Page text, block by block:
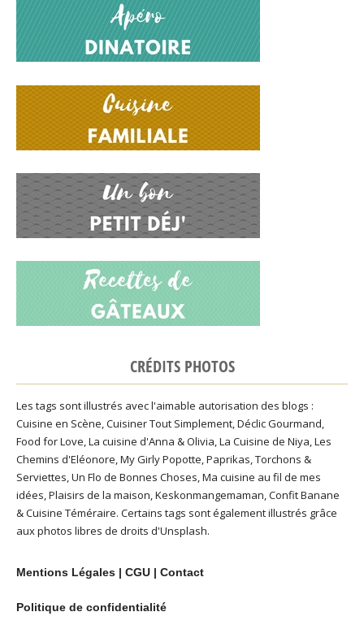
CRÉDITS PHOTOS
Les tags sont illustrés avec l'aimable autorisation des blogs :
Cuisine en Scène,Cuisiner Tout Simplement,Déclic Gourmand,
Food for Love,La cuisine d'Anna & Olivia,La Cuisine de Niya,Les
Chemins d'Eléonore,My Girly Popotte,Paprikas,Torchons &
Serviettes,Un Flo de Bonnes Choses,Ma cuisine au fil de mes
idées,Plaisirs de la maison,Keskonmangemaman,Confit Banane
&Cuisine Téméraire. Certains tags sont également illustrés grâce
aux photos libres de droits d'Unsplash.
Mentions Légales | CGU | Contact
Politique de confidentialité